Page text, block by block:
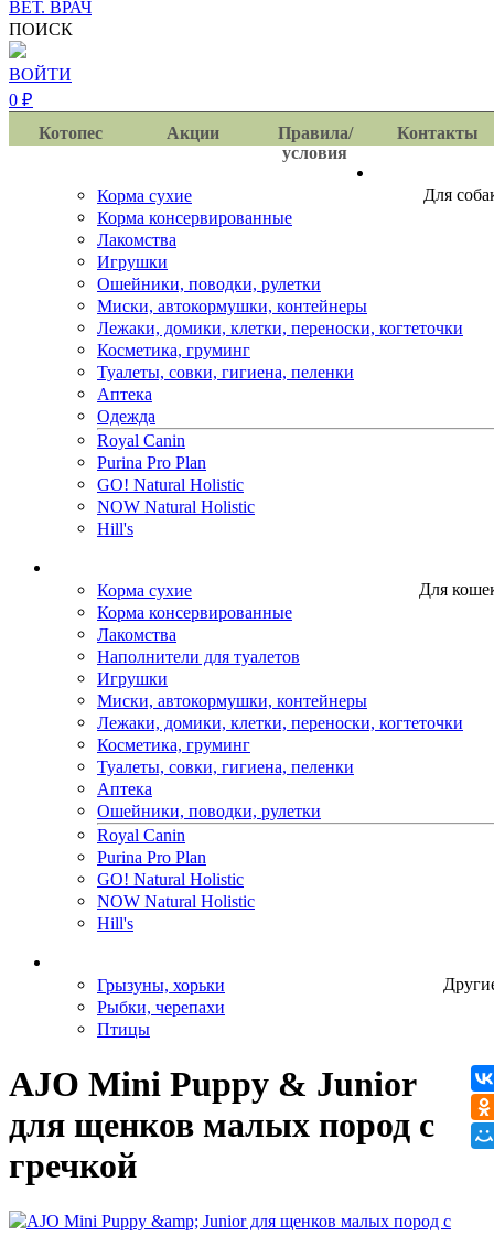
ВЕТ. ВРАЧ
ПОИСК
ВОЙТИ
0 ₽
Котопес Акции
Правила/
условия
Контакты
Для
Корма сухие
Корма консервированные
Лакомства
Игрушки
Ошейники, поводки, рулетки
Миски, автокормушки, контейнеры
Лежаки, домики, клетки, переноски, когтеточки
Косметика, груминг
Туалеты, совки, гигиена, пеленки
Аптека
Одежда
Royal Canin
Purina Pro Plan
GO! Natural Holistic
NOW Natural Holistic
Hill's
Для
Корма сухие
Корма консервированные
Лакомства
Наполнители для туалетов
Игрушки
Миски, автокормушки, контейнеры
Лежаки, домики, клетки, переноски, когтеточки
Косметика, груминг
Туалеты, совки, гигиена, пеленки
Аптека
Ошейники, поводки, рулетки
Royal Canin
Purina Pro Plan
GO! Natural Holistic
NOW Natural Holistic
Hill's
Грызуны, хорьки
Рыбки, черепахи
Птицы
AJO Mini Puppy & Junior
для щенков малых пород с
гречкой